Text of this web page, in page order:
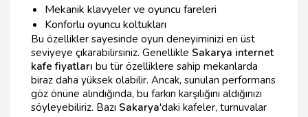
Mekanik klavyeler ve oyuncu fareleri
Konforlu oyuncu koltukları
Bu özellikler sayesinde oyun deneyiminizi en üst
seviyeye çıkarabilirsiniz. Genellikle Sakarya internet
kafe fiyatları bu tür özelliklere sahip mekanlarda
biraz daha yüksek olabilir. Ancak, sunulan performans
göz önüne alındığında, bu farkın karşılığını aldığınızı
söyleyebiliriz. Bazı Sakarya'daki kafeler, turnuvalar